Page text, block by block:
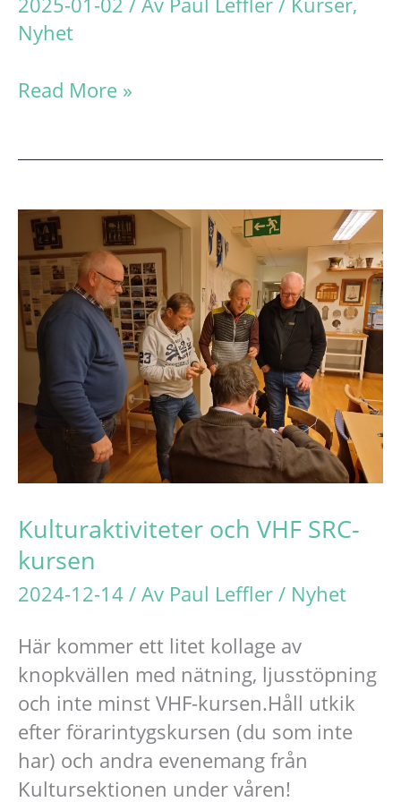
Nyhet
Repetition
förkunskaper
Read More »
Kulturaktiviteter och VHF SRC-
kursen
2024-12-14 / Av Paul Leffler / Nyhet
Här kommer ett litet kollage av
knopkvällen med nätning, ljusstöpning
och inte minst VHF-kursen.Håll utkik
efter förarintygskursen (du som inte
har) och andra evenemang från
Kultursektionen under våren!